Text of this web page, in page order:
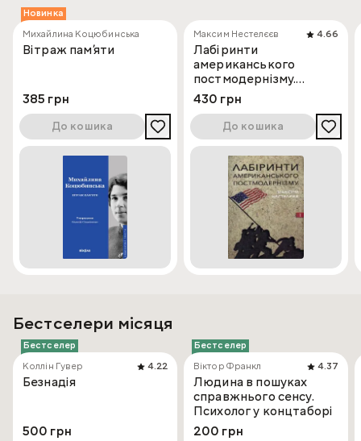
Новинка
Михайлина Коцюбинська
Вітраж пам’яти
385 грн
До кошика
Максим Нестелєєв 4.66
Лабіринти
американського
постмодернізму.
Перший том
430 грн
До кошика
Бестселери місяця
Бестселер
Коллін Гувер
4.22
Безнадія
500 грн
Бестселер
Віктор Франкл
4.37
Людина в пошуках
справжнього сенсу.
Психолог у концтаборі
200 грн